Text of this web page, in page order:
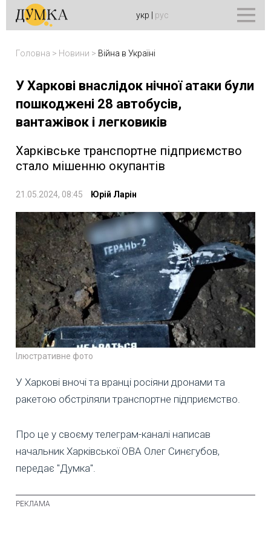
укр рус
Головна > Новини > Війна в Україні
У Харкові внаслідок нічної атаки були
пошкоджені 28 автобусів,
вантажівок і легковиків
Харківське транспортне підприємство
стало мішенню окупантів
21.05.2024, 08:45 Юрій Ларін
Ілюстративне фото
У Харкові вночі та вранці росіяни дронами та
ракетою обстріляли транспортне підприємство.
Про це у своєму телеграм-каналі написав
начальник Харківської ОВА Олег Синєгубов,
передає "Думка".